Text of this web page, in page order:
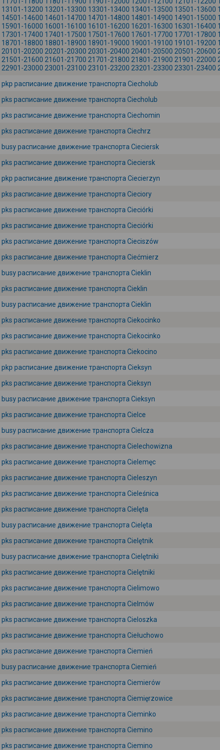
13101-13200 13201-13300 13301-13400 13401-13500 13501-13600
14501-14600 14601-14700 14701-14800 14801-14900 14901-15000
15901-16000 16001-16100 16101-16200 16201-16300 16301-16400
17301-17400 17401-17500 17501-17600 17601-17700 17701-17800
18701-18800 18801-18900 18901-19000 19001-19100 19101-19200
20101-20200 20201-20300 20301-20400 20401-20500 20501-20600
21501-21600 21601-21700 21701-21800 21801-21900 21901-22000
22901-23000 23001-23100 23101-23200 23201-23300 23301-23400
pkp расписание движение транспорта Ciecholub
pks расписание движение транспорта Ciecholub
pks расписание движение транспорта Ciechomin
pks расписание движение транспорта Ciechrz
busy расписание движение транспорта Cieciersk
pks расписание движение транспорта Cieciersk
pkp расписание движение транспорта Ciecierzyn
pks расписание движение транспорта Cieciory
pks расписание движение транспорта Cieciórki
pks расписание движение транспорта Cieciórki
pks расписание движение транспорта Cieciszów
pks расписание движение транспорта Ciećmierz
busy расписание движение транспорта Cieklin
pks расписание движение транспорта Cieklin
busy расписание движение транспорта Cieklin
pks расписание движение транспорта Ciekocinko
pks расписание движение транспорта Ciekocinko
pks расписание движение транспорта Ciekocino
pkp расписание движение транспорта Cieksyn
pks расписание движение транспорта Cieksyn
busy расписание движение транспорта Cieksyn
pks расписание движение транспорта Cielce
busy расписание движение транспорта Cielcza
pks расписание движение транспорта Cielechowizna
pks расписание движение транспорта Cielemęc
pks расписание движение транспорта Cieleszyn
pks расписание движение транспорта Cieleśnica
pks расписание движение транспорта Cielęta
busy расписание движение транспорта Cielęta
pks расписание движение транспорта Cielętnik
busy расписание движение транспорта Cielętniki
pks расписание движение транспорта Cielętniki
pks расписание движение транспорта Cielimowo
pks расписание движение транспорта Cielmów
pks расписание движение транспорта Cieloszka
pks расписание движение транспорта Ciełuchowo
pks расписание движение транспорта Ciemień
busy расписание движение транспорта Ciemień
pks расписание движение транспорта Ciemierów
pks расписание движение транспорта Ciemięrzowice
pks расписание движение транспорта Cieminko
pks расписание движение транспорта Ciemino
pks расписание движение транспорта Ciemino